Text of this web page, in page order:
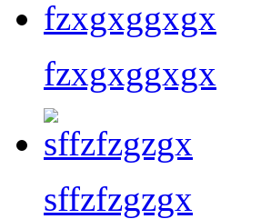
fzxgxggxgx
sffzfzgzgx